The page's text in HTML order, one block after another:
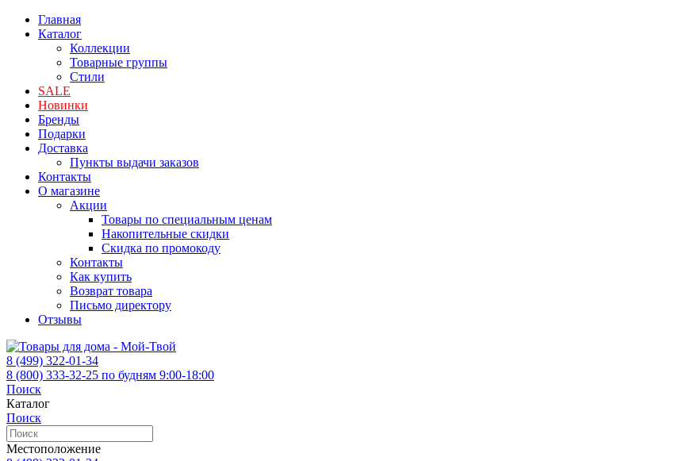
Главная
Каталог
Коллекции
Товарные группы
Стили
SALE
Новинки
Бренды
Подарки
Доставка
Пункты выдачи заказов
Контакты
О магазине
Акции
Товары по специальным ценам
Накопительные скидки
Скидка по промокоду
Контакты
Как купить
Возврат товара
Письмо директору
Отзывы
8 (499) 322-01-34
8 (800) 333-32-25 по будням 9:00-18:00
Поиск
Каталог
Поиск
Местоположение